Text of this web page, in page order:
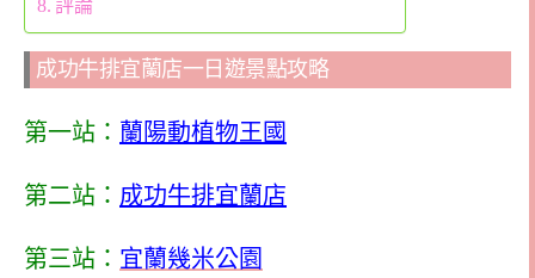
評論
成功牛排宜蘭店一日遊景點攻略
第一站： 蘭陽動植物王國
第二站： 成功牛排宜蘭店
第三站： 宜蘭幾米公園